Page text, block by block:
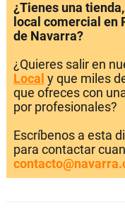
¿Tienes una
local comercial en
de Navarra?
¿Quieres salir en
Local y que miles
que ofreces con
por profesionales?
Escríbenos a esta
para contactar